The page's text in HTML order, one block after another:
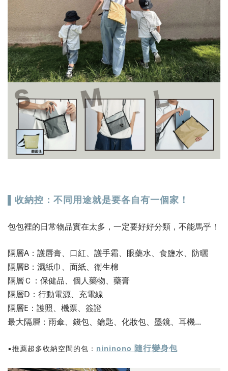
▌收納控：不同用途就是要各自有一個家！
包包裡的日常物品實在太多，一定要好好分類，不能馬乎！
隔層A：護唇膏、口紅、護手霜、眼藥水、食鹽水、防曬
隔層B：濕紙巾、面紙、衛生棉
隔層Ｃ：保健品、個人藥物、藥膏
隔層D：行動電源、充電線
隔層E：護照、機票、簽證
最大隔層：雨傘、錢包、鑰匙、化妝包、墨鏡、耳機...
▪️推薦超多收納空間的包： nininono 隨行變身包